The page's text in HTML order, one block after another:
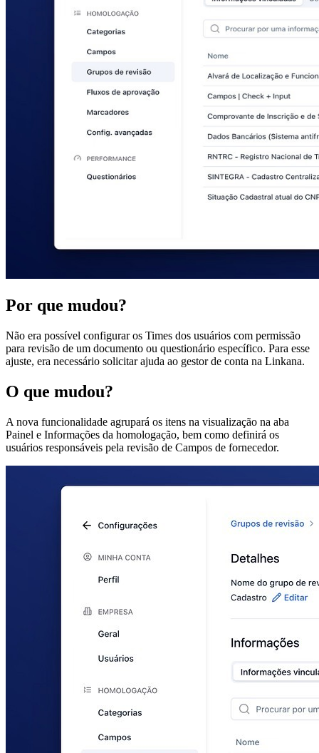
Por que mudou?
Não era possível configurar os Times dos usuários com permissão
para revisão de um documento ou questionário específico. Para esse
ajuste, era necessário solicitar ajuda ao gestor de conta na Linkana.
O que mudou?
A nova funcionalidade agrupará os itens na visualização na aba
Painel e Informações da homologação, bem como definirá os
usuários responsáveis pela revisão de Campos de fornecedor.